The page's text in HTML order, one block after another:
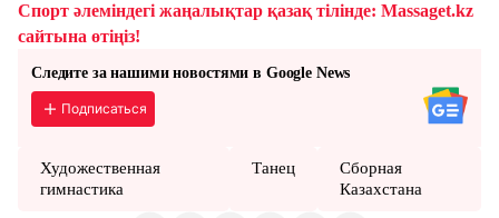
Спорт әлеміндегі жаңалықтар қазақ тілінде: Massaget.kz
сайтына өтіңіз!
Следите за нашими новостями в Google News
Подписаться
Художественная
гимнастика
Танец
Сборная
Казахстана